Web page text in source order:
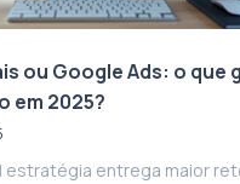
ou Google Ads: o que
em 2025?
estratégia entrega maior